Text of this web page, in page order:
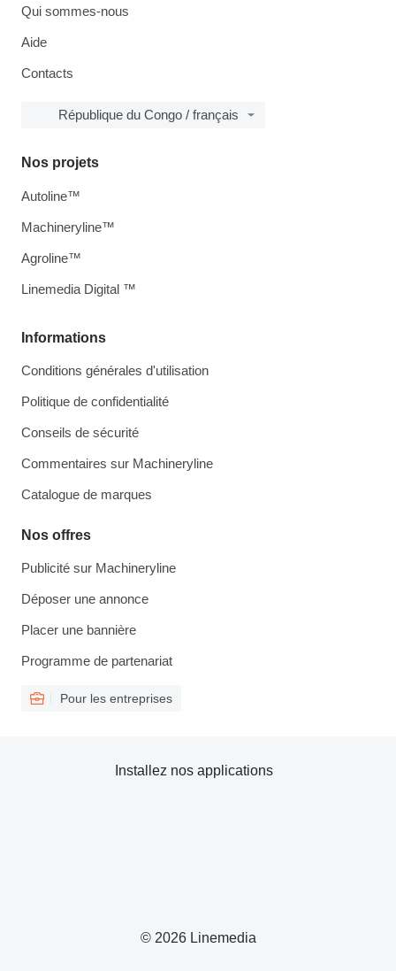
Qui sommes-nous
Aide
Contacts
République du Congo / français
Informations
Conditions générales d'utilisation
Politique de confidentialité
Conseils de sécurité
Commentaires sur Machineryline
Catalogue de marques
Nos offres
Publicité sur Machineryline
Déposer une annonce
Placer une bannière
Programme de partenariat
Pour les entreprises
Nos projets
Autoline™
Machineryline™
Agroline™
Linemedia Digital ™
© 2026 Linemedia
Installez nos applications